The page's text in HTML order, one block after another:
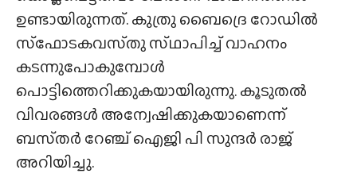
ഉണ്ടായിരുന്നത്. കുത്രു ബൈദ്രെ റോഡിൽ
സ്‍ഫോടകവസ്‌തു സ്‌ഥാപിച്ച് വാഹനം
കടന്നുപോകുമ്പോൾ
പൊട്ടിത്തെറിക്കുകയായിരുന്നു. കൂടുതൽ
വിവരങ്ങൾ അന്വേഷിക്കുകയാണെന്ന്
ബസ്‌തർ റേഞ്ച് ഐജി പി സുന്ദർ രാജ്
അറിയിച്ചു.